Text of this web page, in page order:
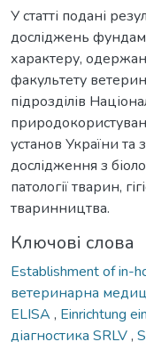
У статті подані
досліджень
характеру,
факультету
підрозділів
установ України та
дослідження з
патології тварин,
тваринництва.
Ключові слова
Establishment of in-
ветеринарна
ELISA , Einrichtung
діагностика SRLV,